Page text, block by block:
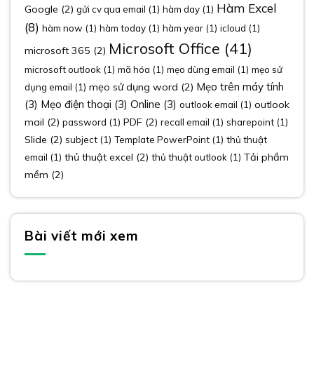
Google (2) gửi cv qua email (1) hàm day (1) Hàm Excel
(8) hàm now (1) hàm today (1) hàm year (1) icloud (1)
microsoft 365 (2) Microsoft Office (41)
microsoft outlook (1) mã hóa (1) mẹo dùng email (1) mẹo sử
dụng email (1) mẹo sử dụng word (2) Mẹo trên máy tính
(3) Mẹo điện thoại (3) Online (3) outlook email (1) outlook
mail (2) password (1) PDF (2) recall email (1) sharepoint (1)
Slide (2) subject (1) Template PowerPoint (1) thủ thuật
email (1) thủ thuật excel (2) thủ thuật outlook (1) Tải phầm
mềm (2)
Bài viết mới xem